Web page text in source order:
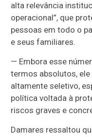
alta relevância
operacional”, que
pessoas em todo o
e seus familiares.
— Embora esse
termos absolutos, ele
altamente seletivo,
política voltada à
riscos graves e
Damares ressaltou